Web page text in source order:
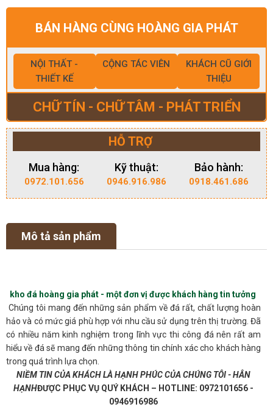
BÁN HÀNG CÙNG HOÀNG GIA PHÁT
NỘI THẤT -
THIẾT KẾ
CỘNG TÁC VIÊN
KHÁCH CŨ GIỚI
THIỆU
CHỮ TÍN - CHỮ TÂM - PHÁT TRIỂN
HỖ TRỢ
Mua hàng:
0972.101.656
Kỹ thuật:
0946.916.986
Bảo hành:
0918.461.686
Mô tả sản phẩm
kho đá hoàng gia phát - một đơn vị được khách hàng tin tưởng
Chúng tôi mang đến những sản phẩm về đá rất, chất lượng hoàn
hảo và có mức giá phù hợp với nhu cầu sử dụng trên thị trường. Đã
có nhiều năm kinh nghiệm trong lĩnh vực thi công đá nên rất am
hiểu về đá sẽ mang đến những thông tin chính xác cho khách hàng
trong quá trình lựa chọn.
NIỀM TIN CỦA KHÁCH LÀ HẠNH PHÚC CỦA CHÚNG TÔI - HÂN
HẠNHĐƯỢC PHỤC VỤ QUÝ KHÁCH – HOTLINE: 0972101656 -
0946916986